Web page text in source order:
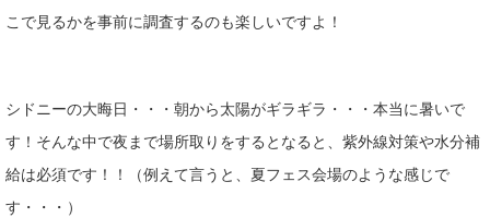
こで見るかを事前に調査するのも楽しいですよ！
シドニーの大晦日・・・朝から太陽がギラギラ・・・本当に暑いで
す！そんな中で夜まで場所取りをするとなると、紫外線対策や水分補
給は必須です！！（例えて言うと、夏フェス会場のような感じで
す・・・）